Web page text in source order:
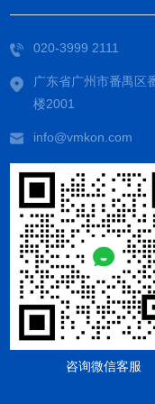
020-3999 2111
广东省广州市番禺区
楼2001
info@vmkon.com
咨询微信客服